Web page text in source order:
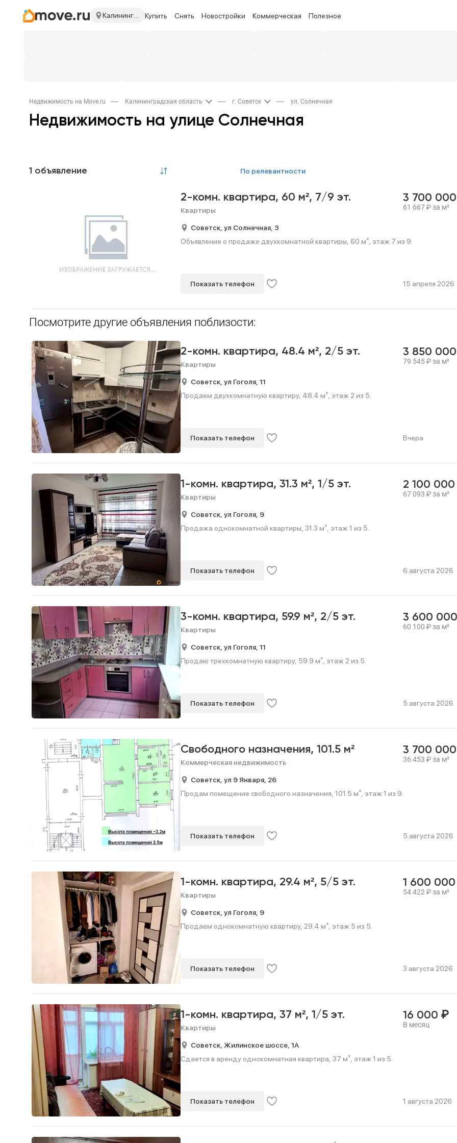
Калининградская область Купить Снять Новостройки Коммерческая Полезное
Недвижимость на Move.ru Калининградская область г. Советск ул. Солнечная
Недвижимость на улице Солнечная
1 объявление по релевантности
2-комн. квартира, 60 м², 7/9 эт.
Квартиры
3 700 000
61 667₽за м²
Советск, ул Солнечная, 3
Объявление о продаже двухкомнатной квартиры, 60 м², этаж 7 из 9.
Показать телефон 15 апреля 2026
Посмотрите другие объявления поблизости:
2-комн. квартира, 48.4 м², 2/5 эт.
Квартиры
3 850 000
79 545₽за м²
Советск, ул Гоголя, 11
Продаем двухкомнатную квартиру, 48.4 м², этаж 2 из 5.
Показать телефон Вчера
1-комн. квартира, 31.3 м², 1/5 эт.
Квартиры
2 100 000
67 093 ₽за м²
Советск, ул Гоголя, 9
Продажа однокомнатной квартиры, 31.3 м², этаж 1 из 5.
Показать телефон 6 августа 2026
3-комн. квартира, 59.9 м², 2/5 эт.
Квартиры
3 600 000
60 100 ₽за м²
Советск, ул Гоголя, 11
Продаю трехкомнатную квартиру, 59.9 м², этаж 2 из 5.
Показать телефон 5 августа 2026
Свободного назначения, 101.5 м²
Коммерческая недвижимость
3 700 000
36 453 ₽за м²
Советск, ул 9 Января, 26
Продам помещение свободного назначения, 101.5 м², этаж 1 из 9.
Показать телефон 5 августа 2026
1-комн. квартира, 29.4 м², 5/5 эт.
Квартиры
1 600 000
54 422 ₽за м²
Советск, ул Гоголя, 9
Продаем однокомнатную квартиру, 29.4 м², этаж 5 из 5.
Показать телефон 3 августа 2026
1-комн. квартира, 37 м², 1/5 эт.
Квартиры
16 000 ₽
В месяц
Советск, Жилинское шоссе, 1А
Сдается в аренду однокомнатная квартира, 37 м², этаж 1 из 5.
Показать телефон 1 августа 2026